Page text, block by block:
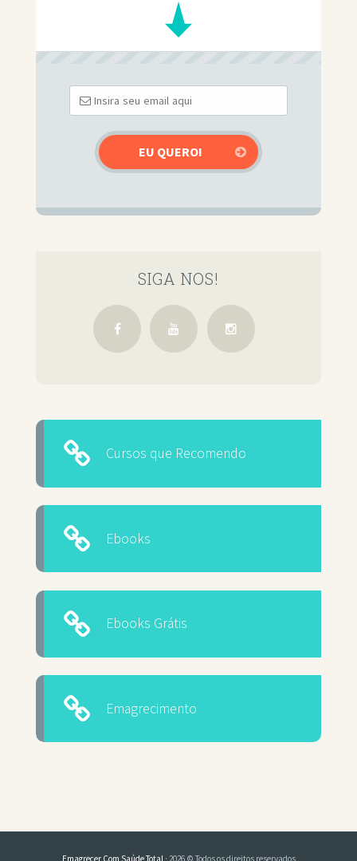
SIGA NOS!
Cursos que Recomendo
Ebooks
Ebooks Grátis
Emagrecimento
Emagrecer Com Saúde Total · 2026 © Todos os direitos reservados